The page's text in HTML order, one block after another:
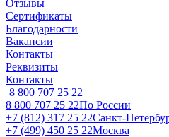
Отзывы
Сертификаты
Благодарности
Вакансии
Контакты
Реквизиты
Контакты
8 800 707 25 22
8 800 707 25 22По России
+7 (812) 317 25 22Санкт-
+7 (499) 450 25 22Москва